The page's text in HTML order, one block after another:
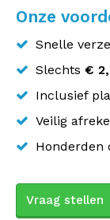
Onze
Snelle
Slechts €
Inclusief
Veilig
Honderden
Vraag stellen